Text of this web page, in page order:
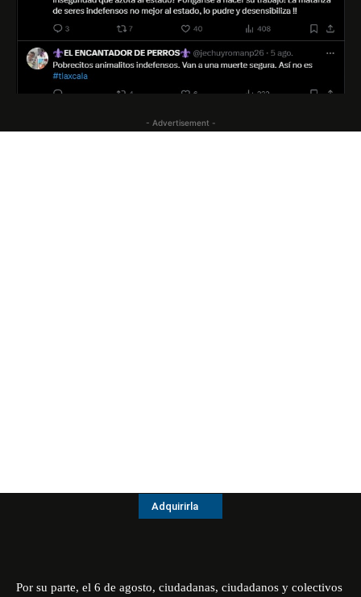
- Advertisement -
Adquirirla
Por su parte, el 6 de agosto, ciudadanas, ciudadanos y colectivos